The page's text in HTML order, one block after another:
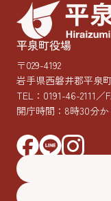
平泉町役場
〒029-4192
岩手県西磐井郡平泉
TEL： 0191-46-2111／
開庁時間：8時30分か